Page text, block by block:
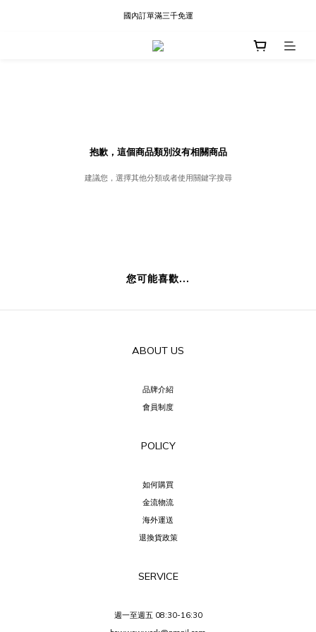
現貨快速出貨∣Ready to Ship
國內訂單滿三千免運
現貨快速出貨∣Ready to Ship
抱歉，這個商品類別沒有相關商品
建議您，選擇其他分類或者使用關鍵字搜尋
您可能喜歡...
ABOUT US
品牌介紹
會員制度
POLICY
如何購買
金流物流
海外運送
退換貨政策
SERVICE
週一至週五 08:30-16:30